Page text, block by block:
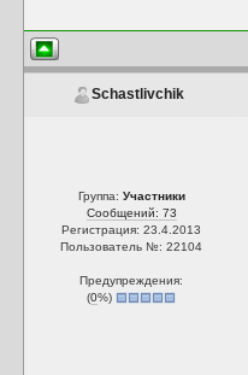
Schastlivchik
Группа: Участники
Сообщений: 73
Регистрация: 23.4.2013
Пользователь №: 22104
Предупреждения:
(0%)